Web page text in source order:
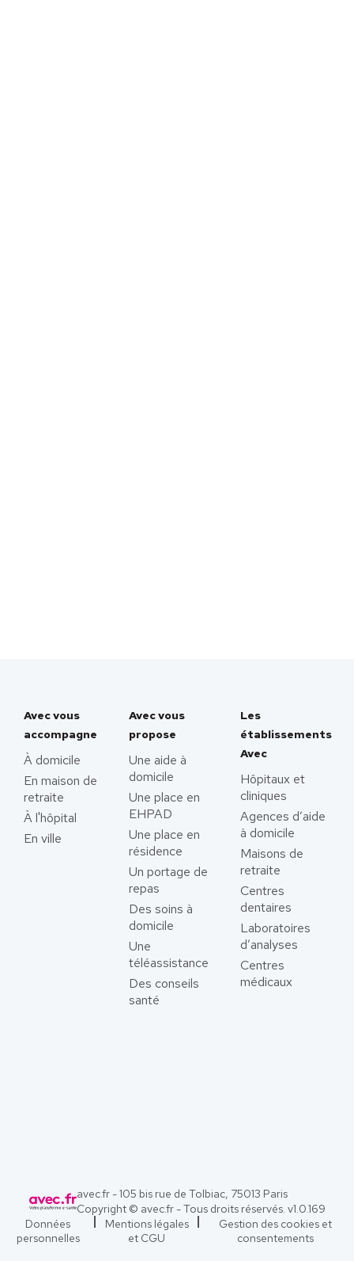
Avec vous
accompagne
À domicile
En maison de
retraite
À l'hôpital
En ville
Avec vous
propose
Une aide à
domicile
Une place en
EHPAD
Une place en
résidence
Un portage de
repas
Des soins à
domicile
Une
téléassistance
Des conseils
santé
Les
établissements
Avec
Hôpitaux et
cliniques
Agences d’aide
à domicile
Maisons de
retraite
Centres
dentaires
Laboratoires
d’analyses
Centres
médicaux
avec.fr - 105 bis rue de Tolbiac, 75013 Paris
Copyright © avec.fr - Tous droits réservés. v1.0.169
Données
personnelles
Mentions légales
et CGU
Gestion des cookies et
consentements